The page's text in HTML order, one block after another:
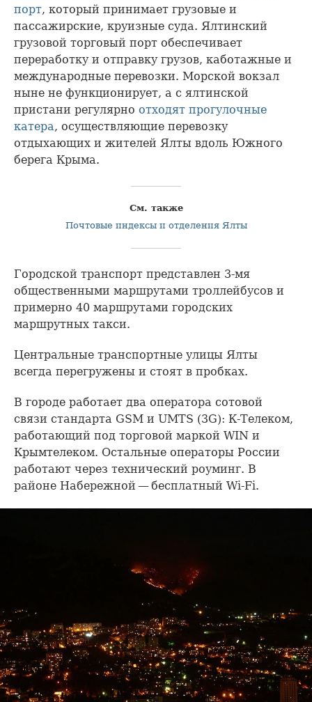
порт, который принимает грузовые и
пассажирские, круизные суда. Ялтинский
грузовой торговый порт обеспечивает
переработку и отправку грузов, каботажные и
международные перевозки. Морской вокзал
ныне не функционирует, а с ялтинской
пристани регулярно отходят прогулочные
катера , осуществляющие перевозку
отдыхающих и жителей Ялты вдоль Южного
берега Крыма.
См. также
Почтовые индексы и отделения Ялты
Городской транспорт представлен 3-мя
общественными маршрутами троллейбусов и
примерно 40 маршрутами городских
маршрутных такси.
Центральные транспортные улицы Ялты
всегда перегружены и стоят в пробках.
В городе работает два оператора сотовой
связи стандарта GSM и UMTS (3G): К-Телеком,
работающий под торговой маркой WIN и
Крымтелеком. Остальные операторы России
работают через технический роуминг. В
районе Набережной — бесплатный Wi-Fi.